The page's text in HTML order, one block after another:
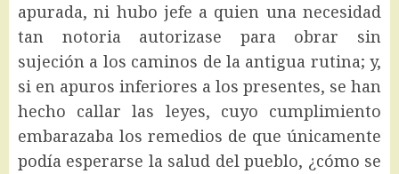
apurada, ni hubo jefe a quien una necesidad
tan notoria autorizase para obrar sin
sujeción a los caminos de la antigua rutina; y,
si en apuros inferiores a los presentes, se han
hecho callar las leyes, cuyo cumplimiento
embarazaba los remedios de que únicamente
podía esperarse la salud del pueblo, ¿cómo se